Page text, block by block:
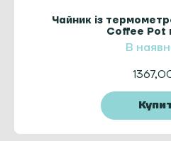
Чайник із
Coffee Pot
В